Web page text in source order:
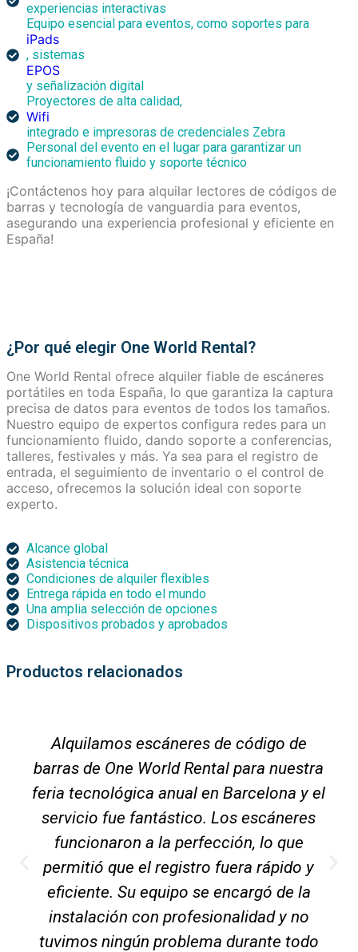
experiencias interactivas
Equipo esencial para eventos, como soportes para
iPads
, sistemas
EPOS
y señalización digital
Proyectores de alta calidad,
Wifi
integrado e impresoras de credenciales Zebra
Personal del evento en el lugar para garantizar un
funcionamiento fluido y soporte técnico
¡Contáctenos hoy para alquilar lectores de códigos de
barras y tecnología de vanguardia para eventos,
asegurando una experiencia profesional y eficiente en
España!
¿Por qué elegir One World Rental?
One World Rental ofrece alquiler fiable de escáneres
portátiles en toda España, lo que garantiza la captura
precisa de datos para eventos de todos los tamaños.
Nuestro equipo de expertos configura redes para un
funcionamiento fluido, dando soporte a conferencias,
talleres, festivales y más. Ya sea para el registro de
entrada, el seguimiento de inventario o el control de
acceso, ofrecemos la solución ideal con soporte
experto.
Alcance global
Asistencia técnica
Condiciones de alquiler flexibles
Entrega rápida en todo el mundo
Una amplia selección de opciones
Dispositivos probados y aprobados
Productos relacionados
Alquilamos escáneres de código de
barras de One World Rental para nuestra
feria tecnológica anual en Barcelona y el
servicio fue fantástico. Los escáneres
funcionaron a la perfección, lo que
permitió que el registro fuera rápido y
eficiente. Su equipo se encargó de la
instalación con profesionalidad y no
tuvimos ningún problema durante todo